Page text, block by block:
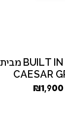
כירת צד BUILT IN מבית
CAESAR
₪1,900